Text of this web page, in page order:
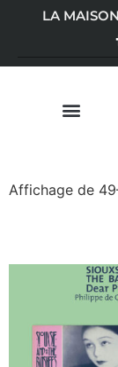
LA
Affichage de